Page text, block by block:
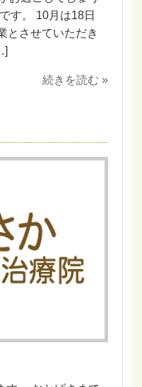
す。 10月は18日
とさせていただき
続きを読む »